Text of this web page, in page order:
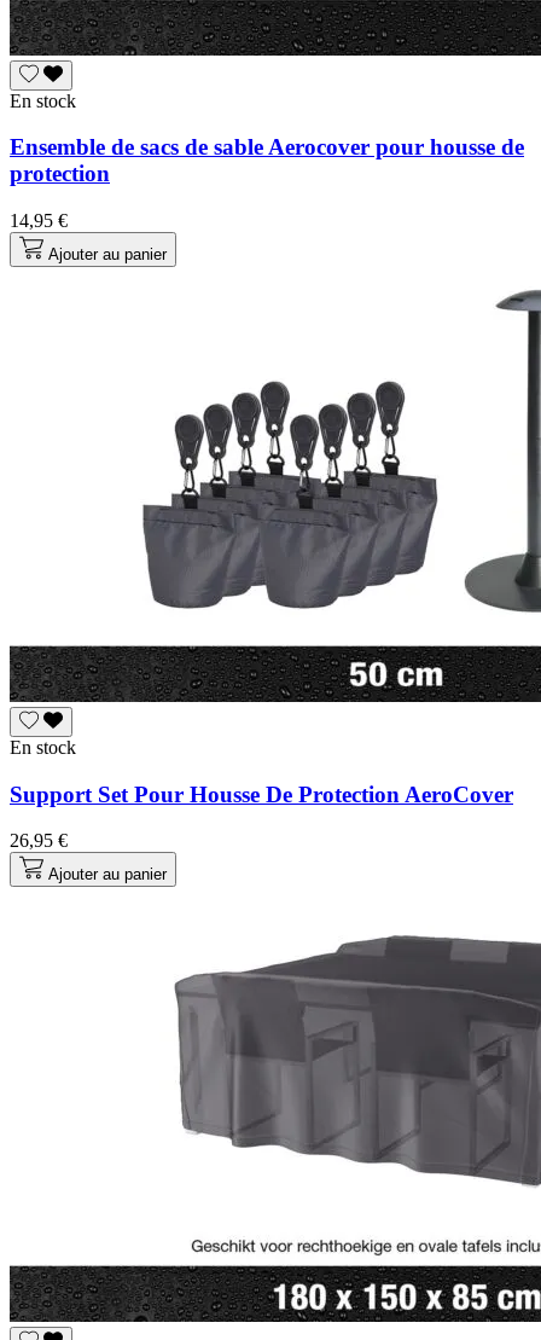
En stock
Ensemble de sacs de sable Aerocover pour housse de
protection
14,95 €
Ajouter au panier
En stock
Support Set Pour Housse De Protection AeroCover
26,95 €
Ajouter au panier